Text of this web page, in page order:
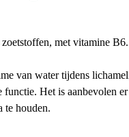
met vitamine B6.
van water tijdens
Het is aanbevolen er
te houden.